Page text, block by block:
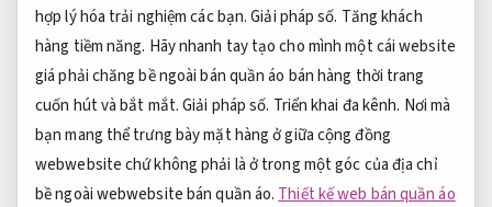
hợp lý hóa trải nghiệm các bạn.Giải pháp số. Tăng khách
hàng tiềm năng. Hãy nhanh tay tạo cho mình một cái website
giá phải chăng bề ngoài bán quần áo bán hàng thời trang
cuốn hút và bắt mắt.Giải pháp số. Triển khai đa kênh. Nơi mà
bạn mang thể trưng bày mặt hàng ở giữa cộng đồng
webwebsite chứ không phải là ở trong một góc của địa chỉ
bề ngoài webwebsite bán quần áo. Thiết kế web bán quần áo